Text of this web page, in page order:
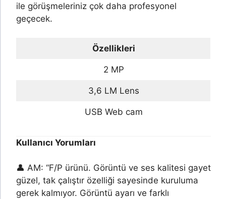
ile görüşmeleriniz çok daha profesyonel
geçecek.
Özellikleri
2 MP
3,6 LM Lens
USB Web cam
Kullanıcı Yorumları
👤 AM: “F/P ürünü. Görüntü ve ses kalitesi gayet
güzel, tak çalıştır özelliği sayesinde kuruluma
gerek kalmıyor. Görüntü ayarı ve farklı